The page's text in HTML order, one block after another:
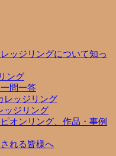
ッジリングについて知っ
ング
問一答
ッジリング
ジリング
オンリング、作品・事例
れる皆様へ